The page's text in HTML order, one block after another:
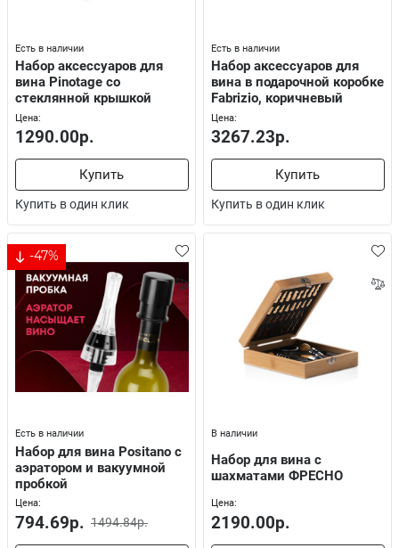
Есть в наличии
Набор аксессуаров для
вина Pinotage со
стеклянной крышкой
Цена:
1290.00р.
Купить
Купить в один клик
Есть в наличии
Набор аксессуаров для
вина в подарочной коробке
Fabrizio, коричневый
Цена:
3267.23р.
Купить
Купить в один клик
-47%
Есть в наличии
Набор для вина Positano с
аэратором и вакуумной
пробкой
Цена:
794.69р. 1494.84р.
В наличии
Набор для вина с
шахматами ФРЕСНО
Цена:
2190.00р.